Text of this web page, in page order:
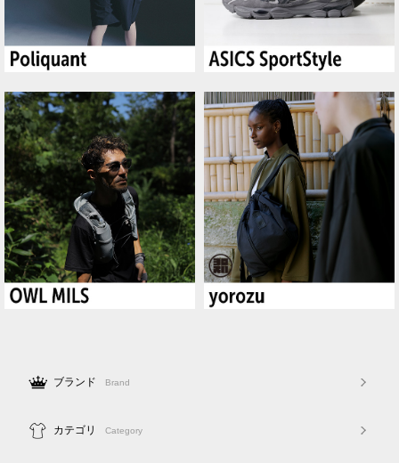
ブランド Brand
カテゴリ Category